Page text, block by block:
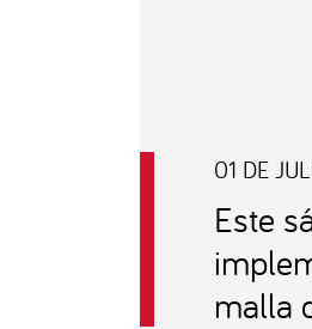
01 DE
Este
malla